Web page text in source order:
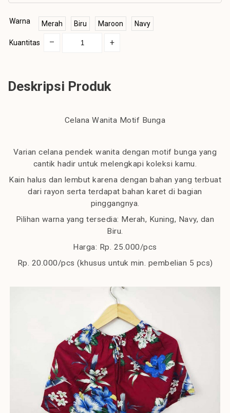
Warna Merah Biru Maroon Navy
Kuantitas – +
Deskripsi Produk
Celana Wanita Motif Bunga
Varian celana pendek wanita dengan motif bunga yang
cantik hadir untuk melengkapi koleksi kamu.
Kain halus dan lembut karena dengan bahan yang terbuat
dari rayon serta terdapat bahan karet di bagian
pinggangnya.
Pilihan warna yang tersedia: Merah, Kuning, Navy, dan
Biru.
Harga: Rp. 25.000/pcs
Rp. 20.000/pcs (khusus untuk min. pembelian 5 pcs)